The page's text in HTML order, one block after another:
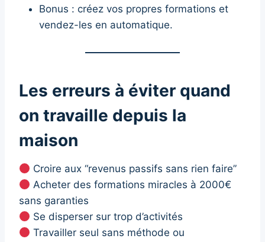
Bonus : créez vos propres formations et
vendez-les en automatique.
Les erreurs à éviter quand
on travaille depuis la
maison
Croire aux “revenus passifs sans rien faire”
Acheter des formations miracles à 2000€
sans garanties
Se disperser sur trop d’activités
Travailler seul sans méthode ou